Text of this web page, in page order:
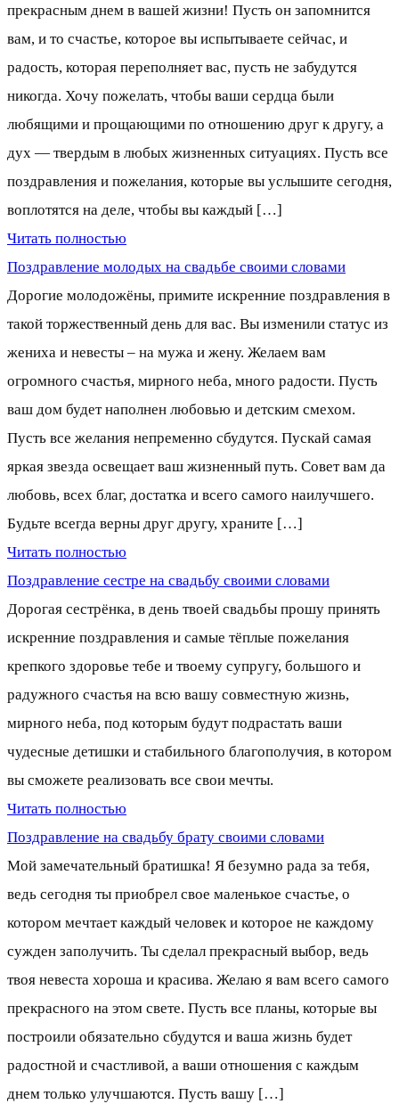
прекрасным днем в вашей жизни! Пусть он запомнится
вам, и то счастье, которое вы испытываете сейчас, и
радость, которая переполняет вас, пусть не забудутся
никогда. Хочу пожелать, чтобы ваши сердца были
любящими и прощающими по отношению друг к другу, а
дух — твердым в любых жизненных ситуациях. Пусть все
поздравления и пожелания, которые вы услышите сегодня,
воплотятся на деле, чтобы вы каждый […]
Читать полностью
Поздравление молодых на свадьбе своими словами
Дорогие молодожёны, примите искренние поздравления в
такой торжественный день для вас. Вы изменили статус из
жениха и невесты – на мужа и жену. Желаем вам
огромного счастья, мирного неба, много радости. Пусть
ваш дом будет наполнен любовью и детским смехом.
Пусть все желания непременно сбудутся. Пускай самая
яркая звезда освещает ваш жизненный путь. Совет вам да
любовь, всех благ, достатка и всего самого наилучшего.
Будьте всегда верны друг другу, храните […]
Читать полностью
Поздравление сестре на свадьбу своими словами
Дорогая сестрёнка, в день твоей свадьбы прошу принять
искренние поздравления и самые тёплые пожелания
крепкого здоровье тебе и твоему супругу, большого и
радужного счастья на всю вашу совместную жизнь,
мирного неба, под которым будут подрастать ваши
чудесные детишки и стабильного благополучия, в котором
вы сможете реализовать все свои мечты.
Читать полностью
Поздравление на свадьбу брату своими словами
Мой замечательный братишка! Я безумно рада за тебя,
ведь сегодня ты приобрел свое маленькое счастье, о
котором мечтает каждый человек и которое не каждому
сужден заполучить. Ты сделал прекрасный выбор, ведь
твоя невеста хороша и красива. Желаю я вам всего самого
прекрасного на этом свете. Пусть все планы, которые вы
построили обязательно сбудутся и ваша жизнь будет
радостной и счастливой, а ваши отношения с каждым
днем только улучшаются. Пусть вашу […]